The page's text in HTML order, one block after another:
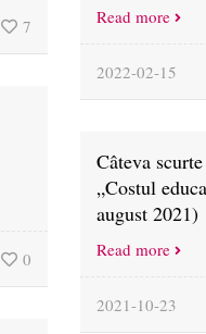
7
Read more
2022-02-15
0
Câteva
„Costul
august 2021)
Read more
2021-10-23